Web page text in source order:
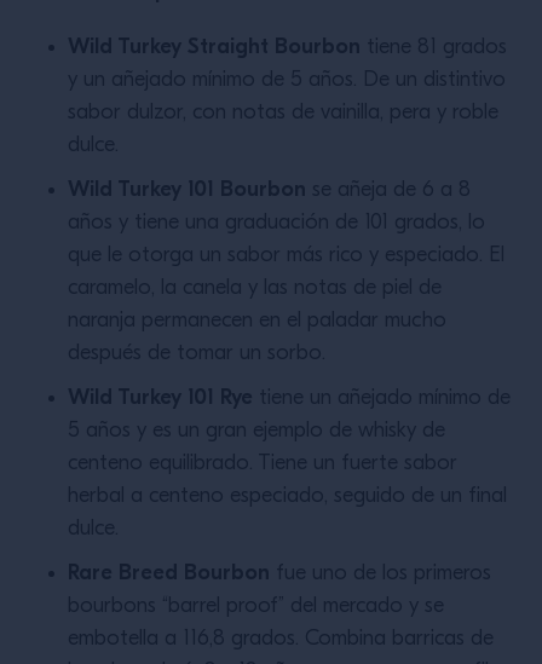
Wild Turkey Straight Bourbon tiene 81 grados
y un añejado mínimo de 5 años. De un distintivo
sabor dulzor, con notas de vainilla, pera y roble
dulce.
Wild Turkey 101 Bourbon se añeja de 6 a 8
años y tiene una graduación de 101 grados, lo
que le otorga un sabor más rico y especiado. El
caramelo, la canela y las notas de piel de
naranja permanecen en el paladar mucho
después de tomar un sorbo.
Wild Turkey 101 Rye tiene un añejado mínimo de
5 años y es un gran ejemplo de whisky de
centeno equilibrado. Tiene un fuerte sabor
herbal a centeno especiado, seguido de un final
dulce.
Rare Breed Bourbon fue uno de los primeros
bourbons “barrel proof” del mercado y se
embotella a 116,8 grados. Combina barricas de